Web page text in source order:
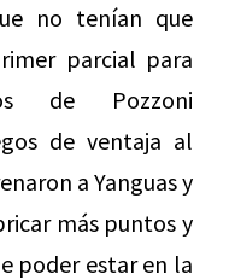
no tenían que
parcial para
de Pozzoni
de ventaja al
a Yanguas y
más puntos y
poder estar en la